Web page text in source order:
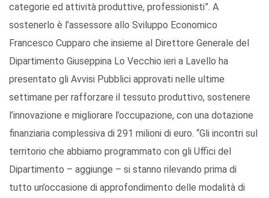
categorie ed attività produttive, professionisti”. A
sostenerlo è l’assessore allo Sviluppo Economico
Francesco Cupparo che insieme al Direttore Generale del
Dipartimento Giuseppina Lo Vecchio ieri a Lavello ha
presentato gli Avvisi Pubblici approvati nelle ultime
settimane per rafforzare il tessuto produttivo, sostenere
l’innovazione e migliorare l’occupazione, con una dotazione
finanziaria complessiva di 291 milioni di euro. “Gli incontri sul
territorio che abbiamo programmato con gli Uffici del
Dipartimento – aggiunge – si stanno rilevando prima di
tutto un’occasione di approfondimento delle modalità di